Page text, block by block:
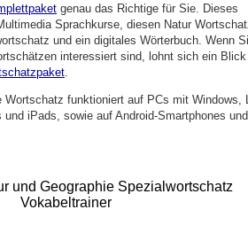
genau das Richtige für Sie. Dieses
Sprachkurse, diesen Natur
und ein digitales Wörterbuch. Wenn
interessiert sind, lohnt sich ein
Wortschatz funktioniert auf PCs mit Windows,
iPads, sowie auf Android-Smartphones und